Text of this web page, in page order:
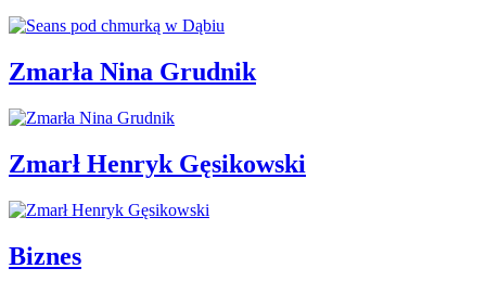
Zmarła Nina Grudnik
Zmarł Henryk Gęsikowski
Biznes